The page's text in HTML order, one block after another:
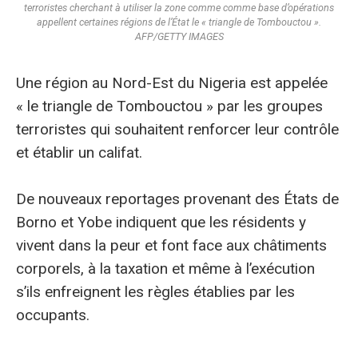
terroristes cherchant à utiliser la zone comme comme base d’opérations
appellent certaines régions de l’État le « triangle de Tombouctou ».
AFP/GETTY IMAGES
Une région au Nord-Est du Nigeria est appelée
« le triangle de Tombouctou » par les groupes
terroristes qui souhaitent renforcer leur contrôle
et établir un califat.
De nouveaux reportages provenant des États de
Borno et Yobe indiquent que les résidents y
vivent dans la peur et font face aux châtiments
corporels, à la taxation et même à l’exécution
s’ils enfreignent les règles établies par les
occupants.